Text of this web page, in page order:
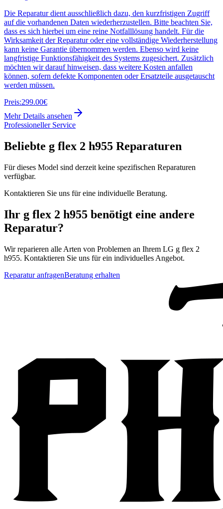
Die Reparatur dient ausschließlich dazu, den kurzfristigen Zugriff
auf die vorhandenen Daten wiederherzustellen. Bitte beachten Sie,
dass es sich hierbei um eine reine Notfalllösung handelt. Für die
Wirksamkeit der Reparatur oder eine vollständige Wiederherstellung
kann keine Garantie übernommen werden. Ebenso wird keine
langfristige Funktionsfähigkeit des Systems zugesichert. Zusätzlich
möchten wir darauf hinweisen, dass weitere Kosten anfallen
können, sofern defekte Komponenten oder Ersatzteile ausgetauscht
werden müssen.
Preis:299.00€
Mehr Details ansehen
Professioneller Service
Beliebte g flex 2 h955 Reparaturen
Für dieses Model sind derzeit keine spezifischen Reparaturen
verfügbar.
Kontaktieren Sie uns für eine individuelle Beratung.
Ihr g flex 2 h955 benötigt eine andere
Reparatur?
Wir reparieren alle Arten von Problemen an Ihrem LG g flex 2
h955. Kontaktieren Sie uns für ein individuelles Angebot.
Reparatur anfragenBeratung erhalten